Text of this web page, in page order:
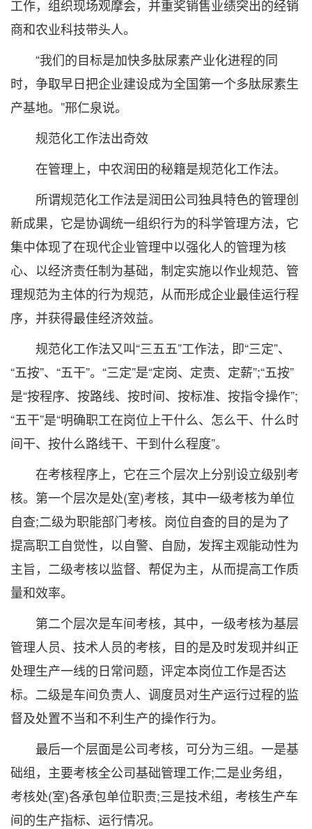
工作，组织现场观摩会，并重奖销售业绩突出的经销
商和农业科技带头人。
“我们的目标是加快多肽尿素产业化进程的同
时，争取早日把企业建设成为全国第一个多肽尿素生
产基地。”邢仁泉说。
规范化工作法出奇效
在管理上，中农润田的秘籍是规范化工作法。
所谓规范化工作法是润田公司独具特色的管理创
新成果，它是协调统一组织行为的科学管理方法，它
集中体现了在现代企业管理中以强化人的管理为核
心、以经济责任制为基础，制定实施以作业规范、管
理规范为主体的行为规范，从而形成企业最佳运行程
序，并获得最佳经济效益。
规范化工作法又叫“三五五”工作法，即“三定”、
“五按”、“五干”。“三定”是“定岗、定责、定薪”;“五按”
是“按程序、按路线、按时间、按标准、按指令操作”;
“五干”是“明确职工在岗位上干什么、怎么干、什么时
间干、按什么路线干、干到什么程度”。
在考核程序上，它在三个层次上分别设立级别考
核。第一个层次是处(室)考核，其中一级考核为单位
自查;二级为职能部门考核。岗位自查的目的是为了
提高职工自觉性，以自警、自励，发挥主观能动性为
主旨，二级考核以监督、帮促为主，从而提高工作质
量和效率。
第二个层次是车间考核，其中，一级考核为基层
管理人员、技术人员的考核，目的是及时发现并纠正
处理生产一线的日常问题，评定本岗位工作是否达
标。二级是车间负责人、调度员对生产运行过程的监
督及处置不当和不利生产的操作行为。
最后一个层面是公司考核，可分为三组。一是基
础组，主要考核全公司基础管理工作;二是业务组，
考核处(室)各承包单位职责;三是技术组，考核生产车
间的生产指标、运行情况。